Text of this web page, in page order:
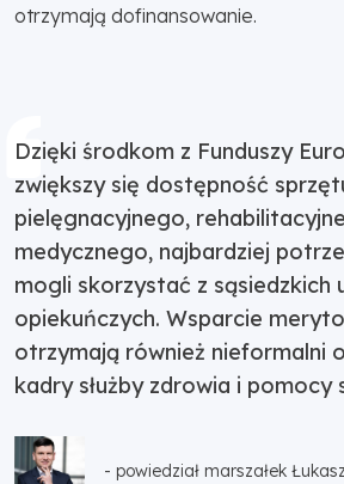
otrzymają dofinansowanie.
Dzięki środkom z Funduszy
zwiększy się dostępność
pielęgnacyjnego,
medycznego, najbardziej
mogli skorzystać z sąsiedzkich
opiekuńczych. Wsparcie
otrzymają również nieformalni
kadry służby zdrowia i pomocy
- powiedział marszałek